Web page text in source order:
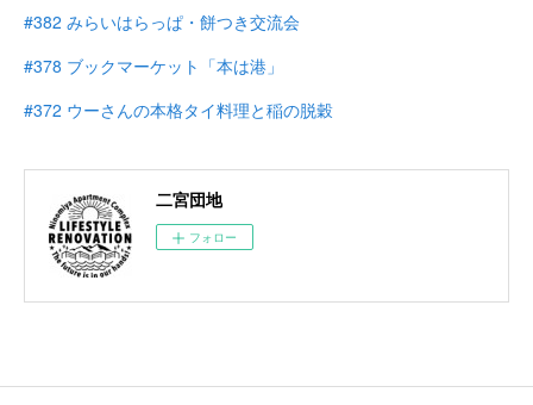
#382 みらいはらっぱ・餅つき交流会
#378 ブックマーケット「本は港」
#372 ウーさんの本格タイ料理と稲の脱穀
二宮団地
フォロー